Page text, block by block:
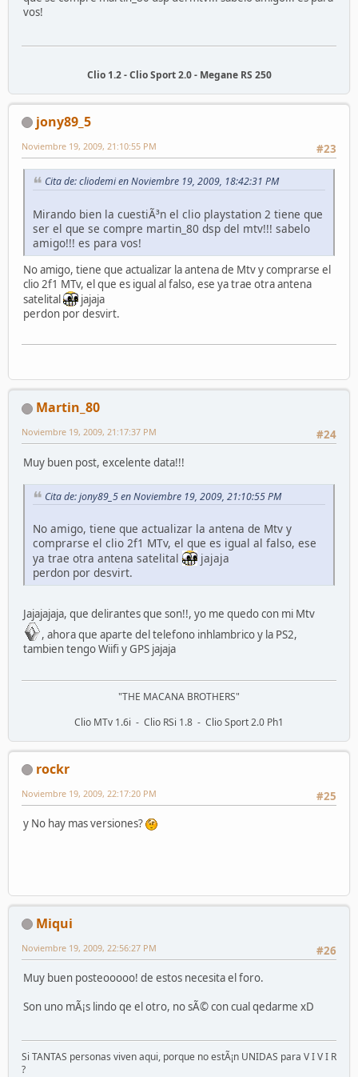
vos!
Clio 1.2 - Clio Sport 2.0 - Megane RS 250
jony89_5
#23
Noviembre 19, 2009, 21:10:55 PM
Cita de: cliodemi en Noviembre 19, 2009, 18:42:31 PM
Mirando bien la cuestiÃ³n el clio playstation 2 tiene que
ser el que se compre martin_80 dsp del mtv!!! sabelo
amigo!!! es para vos!
No amigo, tiene que actualizar la antena de Mtv y comprarse el
clio 2f1 MTv, el que es igual al falso, ese ya trae otra antena
satelital
jajaja
perdon por desvirt.
Martin_80
#24
Noviembre 19, 2009, 21:17:37 PM
Muy buen post, excelente data!!!
Cita de: jony89_5 en Noviembre 19, 2009, 21:10:55 PM
No amigo, tiene que actualizar la antena de Mtv y
comprarse el clio 2f1 MTv, el que es igual al falso, ese
ya trae otra antena satelital
jajaja
perdon por desvirt.
Jajajajaja, que delirantes que son!!, yo me quedo con mi Mtv
, ahora que aparte del telefono inhlambrico y la PS2,
tambien tengo Wiifi y GPS jajaja
"THE MACANA BROTHERS"
Clio MTv 1.6i - Clio RSi 1.8 - Clio Sport 2.0 Ph1
rockr
#25
Noviembre 19, 2009, 22:17:20 PM
y No hay mas versiones?
Miqui
#26
Noviembre 19, 2009, 22:56:27 PM
Muy buen posteooooo! de estos necesita el foro.
Son uno mÃ¡s lindo qe el otro, no sÃ© con cual qedarme xD
Si TANTAS personas viven aqui, porque no estÃ¡n UNIDAS para V I V I R
?